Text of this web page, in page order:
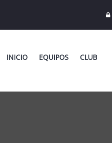
INICIO EQUIPOS CLUB